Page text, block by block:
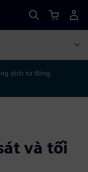
dịch tự động.
và tối